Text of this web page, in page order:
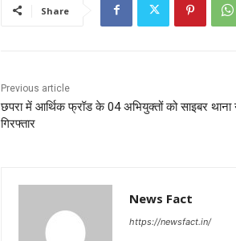
Share
Previous article
छपरा में आर्थिक फ्रॉड के 04 अभियुक्तों को साइबर थाना
गिरफ्तार
News Fact
https://newsfact.in/